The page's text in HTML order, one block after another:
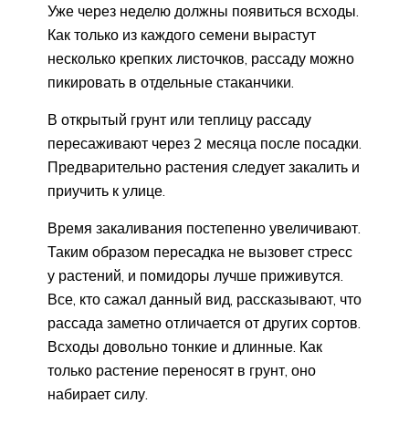
Уже через неделю должны появиться всходы.
Как только из каждого семени вырастут
несколько крепких листочков, рассаду можно
пикировать в отдельные стаканчики.
В открытый грунт или теплицу рассаду
пересаживают через 2 месяца после посадки.
Предварительно растения следует закалить и
приучить к улице.
Время закаливания постепенно увеличивают.
Таким образом пересадка не вызовет стресс
у растений, и помидоры лучше приживутся.
Все, кто сажал данный вид, рассказывают, что
рассада заметно отличается от других сортов.
Всходы довольно тонкие и длинные. Как
только растение переносят в грунт, оно
набирает силу.